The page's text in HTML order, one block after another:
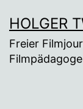
Inhalt
springen
HOLGER
Freier
Filmpädagoge